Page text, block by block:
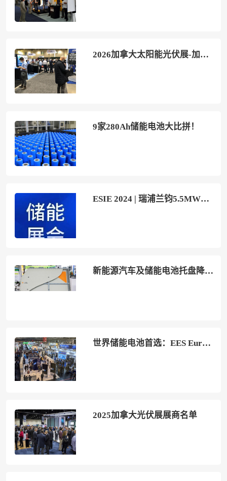
2026加拿大太阳能光伏展-加拿大储能电池展(Electricity Transformation Canada)展位价格与展位申请
9家280Ah储能电池大比拼！
ESIE 2024 | 瑞浦兰钧5.5MWh储能电池舱系统即将亮相，抢滩全球储能市场
新能源汽车及储能电池托盘降本增效与工艺技术论坛详细日程！
世界储能电池首选：EES Europe2024德国慕尼黑电池储能展最新资料＋时间＋地点＋门票购买＋同期活动
2025加拿大光伏展展商名单